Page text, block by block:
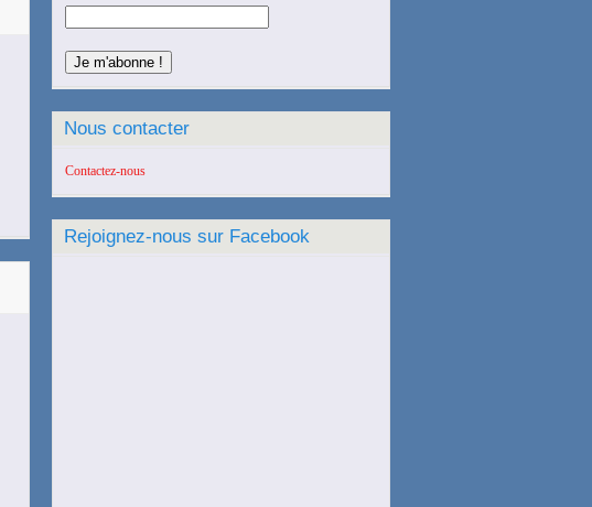
Nous contacter
Contactez-nous
Rejoignez-nous sur Facebook